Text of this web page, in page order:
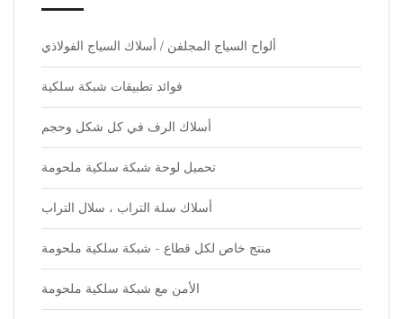
ألواح السياج المجلفن / أسلاك السياج الفولاذي
فوائد تطبيقات شبكة سلكية
أسلاك الرف في كل شكل وحجم
تحميل لوحة شبكة سلكية ملحومة
أسلاك سلة التراب ، سلال التراب
منتج خاص لكل قطاع - شبكة سلكية ملحومة
الأمن مع شبكة سلكية ملحومة